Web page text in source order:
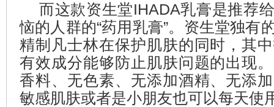
而这款资生堂IHADA乳膏是推荐
恼的人群的“药用乳膏”。资生堂独有
精制凡士林在保护肌肤的同时，其
有效成分能够防止肌肤问题的出现
香料、无色素、无添加酒精、无添
敏感肌肤或者是小朋友也可以每天使